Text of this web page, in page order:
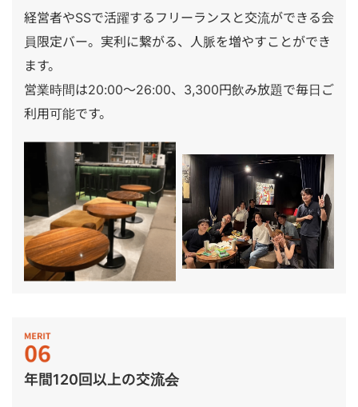
経営者やSSで活躍するフリーランスと交流ができる会
員限定バー。実利に繋がる、人脈を増やすことができ
ます。
営業時間は20:00～26:00、3,300円飲み放題で毎日ご
利用可能です。
年間120回以上の交流会